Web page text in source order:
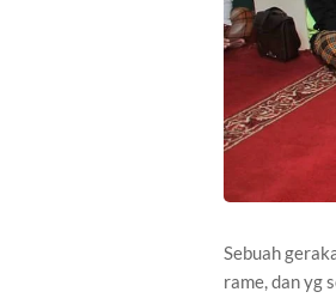
Sebuah
rame, dan yg